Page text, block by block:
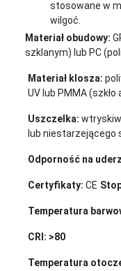
stosowane w
wilgoć.
Materiał obudowy:
szklanym) lub PC
Materiał klosza:
UV lub PMMA (szkło
Uszczelka:
lub niestarzejącego
Odporność na
Certyfikaty: CE
Temperatura
CRI: >80
Temperatura